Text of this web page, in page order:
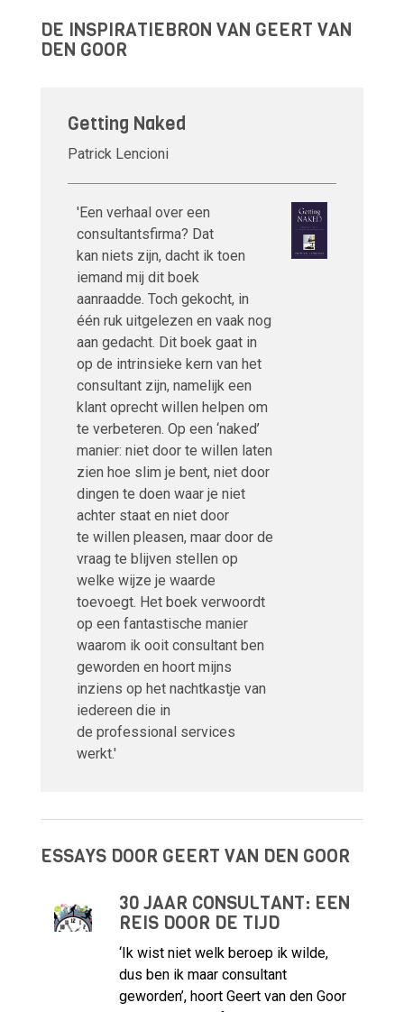
DE INSPIRATIEBRON VAN GEERT VAN
DEN GOOR
Getting Naked
Patrick Lencioni
'Een verhaal over een
consultantsfirma? Dat
kan niets zijn, dacht ik toen
iemand mij dit boek
aanraadde. Toch gekocht, in
één ruk uitgelezen en vaak nog
aan gedacht. Dit boek gaat in
op de intrinsieke kern van het
consultant zijn, namelijk een
klant oprecht willen helpen om
te verbeteren. Op een ‘naked’
manier: niet door te willen laten
zien hoe slim je bent, niet door
dingen te doen waar je niet
achter staat en niet door
te willen pleasen, maar door de
vraag te blijven stellen op
welke wijze je waarde
toevoegt. Het boek verwoordt
op een fantastische manier
waarom ik ooit consultant ben
geworden en hoort mijns
inziens op het nachtkastje van
iedereen die in
de professional services
werkt.'
ESSAYS DOOR GEERT VAN DEN GOOR
30 JAAR CONSULTANT: EEN
REIS DOOR DE TIJD
‘Ik wist niet welk beroep ik wilde,
dus ben ik maar consultant
geworden’, hoort Geert van den Goor